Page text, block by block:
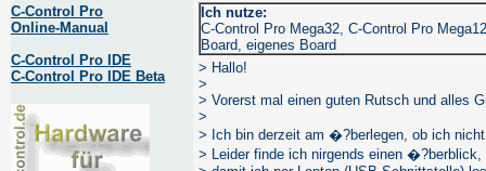
C-Control Pro
Online-Manual
C-Control Pro IDE
C-Control Pro IDE Beta
Ich nutze:
C-Control Pro Mega32, C-Control Pro
Board, eigenes Board
> Hallo!
>
> Vorerst mal einen guten Rutsch und alles
>
> Ich bin derzeit am �?berlegen, ob ich
> Leider finde ich nirgends einen